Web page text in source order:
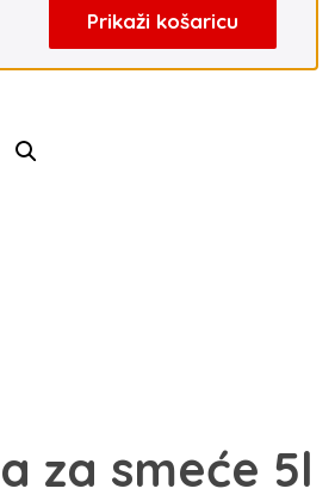
Prikaži košaricu
za smeće 5l